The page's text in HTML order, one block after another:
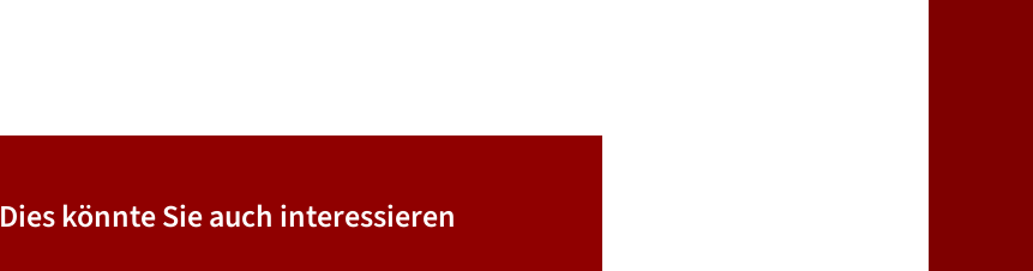
Dies könnte Sie auch interessieren